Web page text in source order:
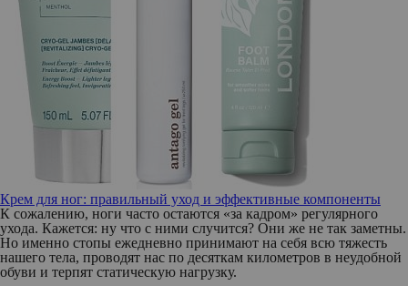
Крем для ног: правильный уход и эффективные компоненты
К сожалению, ноги часто остаются «за кадром» регулярного
ухода. Кажется: ну что с ними случится? Они же не так заметны.
Но именно стопы ежедневно принимают на себя всю тяжесть
нашего тела, проводят нас по десяткам километров в неудобной
обуви и терпят статическую нагрузку.